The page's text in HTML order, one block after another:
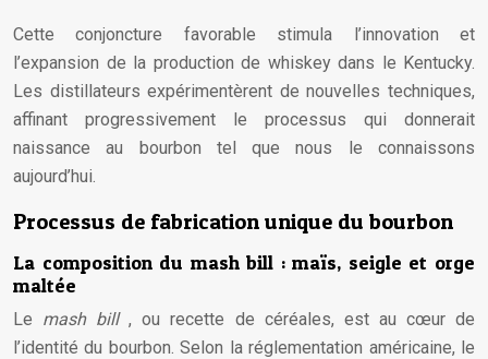
Cette conjoncture favorable stimula l’innovation et
l’expansion de la production de whiskey dans le Kentucky.
Les distillateurs expérimentèrent de nouvelles techniques,
affinant progressivement le processus qui donnerait
naissance au bourbon tel que nous le connaissons
aujourd’hui.
Processus de fabrication unique du bourbon
La composition du mash bill : maïs, seigle et orge
maltée
Le mash bill, ou recette de céréales, est au cœur de
l’identité du bourbon. Selon la réglementation américaine, le